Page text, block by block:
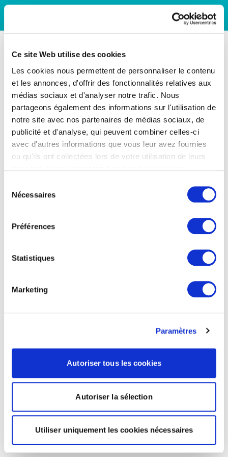
Ce site Web utilise des cookies
Les cookies nous permettent de personnaliser le contenu
et les annonces, d'offrir des fonctionnalités relatives aux
médias sociaux et d'analyser notre trafic. Nous
partageons également des informations sur l'utilisation de
notre site avec nos partenaires de médias sociaux, de
publicité et d'analyse, qui peuvent combiner celles-ci
avec d'autres informations que vous leur avez fournies
ou qu'ils ont collectées lors de votre utilisation de leurs
Nécessaires
Préférences
Statistiques
Marketing
Paramètres
Autoriser tous les cookies
Autoriser la sélection
Utiliser uniquement les cookies nécessaires